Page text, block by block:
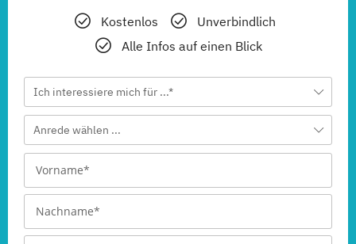
Kostenlos
Unverbindlich
Alle Infos auf einen Blick
Ich interessiere mich für ...*
Anrede wählen ...